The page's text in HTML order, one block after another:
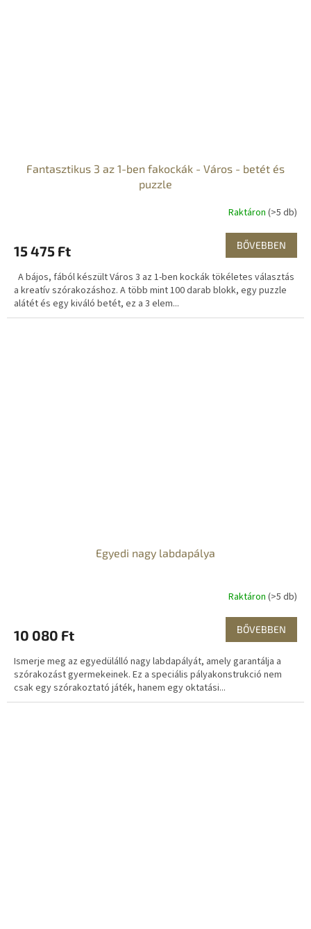
Fantasztikus 3 az 1-ben fakockák - Város - betét és
puzzle
Raktáron (>5 db)
15 475 Ft BŐVEBBEN
A bájos, fából készült Város 3 az 1-ben kockák tökéletes választás
a kreatív szórakozáshoz. A több mint 100 darab blokk, egy puzzle
alátét és egy kiváló betét, ez a 3 elem...
Egyedi nagy labdapálya
Raktáron (>5 db)
10 080 Ft BŐVEBBEN
Ismerje meg az egyedülálló nagy labdapályát, amely garantálja a
szórakozást gyermekeinek. Ez a speciális pályakonstrukció nem
csak egy szórakoztató játék, hanem egy oktatási...